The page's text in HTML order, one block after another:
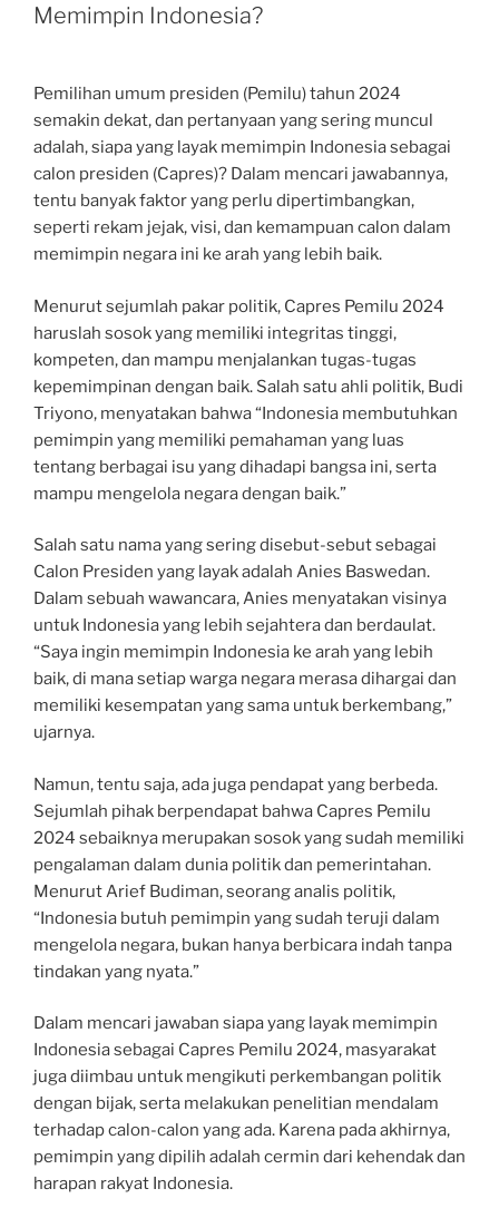
Memimpin Indonesia?
Pemilihan umum presiden (Pemilu) tahun 2024
semakin dekat, dan pertanyaan yang sering muncul
adalah, siapa yang layak memimpin Indonesia sebagai
calon presiden (Capres)? Dalam mencari jawabannya,
tentu banyak faktor yang perlu dipertimbangkan,
seperti rekam jejak, visi, dan kemampuan calon dalam
memimpin negara ini ke arah yang lebih baik.
Menurut sejumlah pakar politik, Capres Pemilu 2024
haruslah sosok yang memiliki integritas tinggi,
kompeten, dan mampu menjalankan tugas-tugas
kepemimpinan dengan baik. Salah satu ahli politik, Budi
Triyono, menyatakan bahwa “Indonesia membutuhkan
pemimpin yang memiliki pemahaman yang luas
tentang berbagai isu yang dihadapi bangsa ini, serta
mampu mengelola negara dengan baik.”
Salah satu nama yang sering disebut-sebut sebagai
Calon Presiden yang layak adalah Anies Baswedan.
Dalam sebuah wawancara, Anies menyatakan visinya
untuk Indonesia yang lebih sejahtera dan berdaulat.
“Saya ingin memimpin Indonesia ke arah yang lebih
baik, di mana setiap warga negara merasa dihargai dan
memiliki kesempatan yang sama untuk berkembang,”
ujarnya.
Namun, tentu saja, ada juga pendapat yang berbeda.
Sejumlah pihak berpendapat bahwa Capres Pemilu
2024 sebaiknya merupakan sosok yang sudah memiliki
pengalaman dalam dunia politik dan pemerintahan.
Menurut Arief Budiman, seorang analis politik,
“Indonesia butuh pemimpin yang sudah teruji dalam
mengelola negara, bukan hanya berbicara indah tanpa
tindakan yang nyata.”
Dalam mencari jawaban siapa yang layak memimpin
Indonesia sebagai Capres Pemilu 2024, masyarakat
juga diimbau untuk mengikuti perkembangan politik
dengan bijak, serta melakukan penelitian mendalam
terhadap calon-calon yang ada. Karena pada akhirnya,
pemimpin yang dipilih adalah cermin dari kehendak dan
harapan rakyat Indonesia.